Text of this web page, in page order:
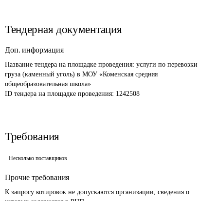
Тендерная документация
Доп. информация
Название тендера на площадке проведения: услуги по перевозки
груза (каменный уголь) в МОУ «Коменская средняя
общеобразовательная школа»
ID тендера на площадке проведения: 1242508
Требования
Несколько поставщиков
Прочие требования
К запросу котировок не допускаются организации, сведения о